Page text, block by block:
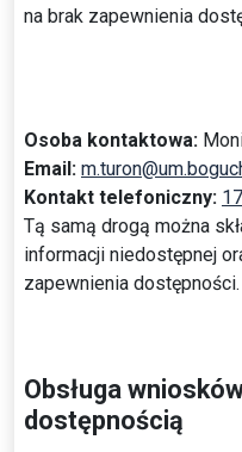
na brak zapewnienia
Osoba kontaktowa:
Email:
Kontakt telefoniczny:
Tą samą drogą można
informacji niedostępnej
zapewnienia dostępności.
Obsługa
dostępnością